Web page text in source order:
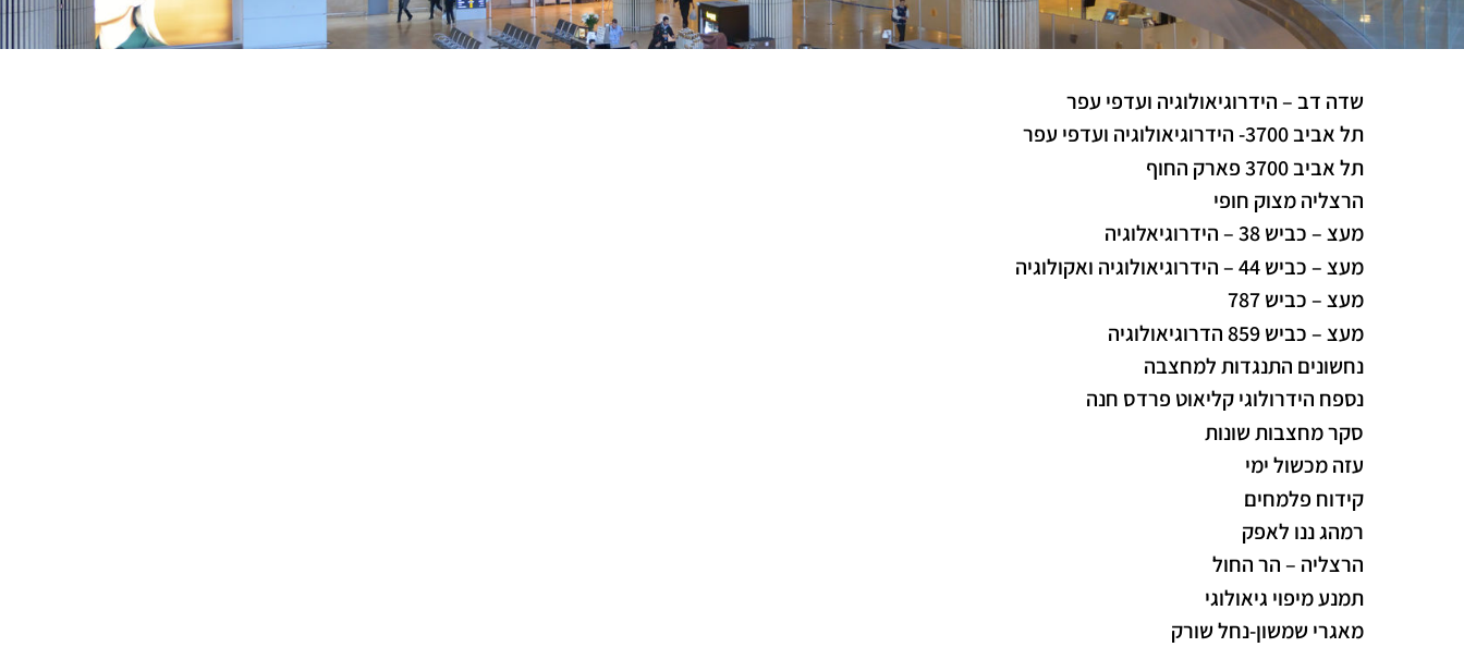
שדה דב – הידרוגיאולוגיה ועדפי עפר
תל אביב 3700- הידרוגיאולוגיה ועדפי עפר
תל אביב 3700 פארק החוף
הרצליה מצוק חופי
מעצ – כביש 38 – הידרוגיאלוגיה
מעצ – כביש 44 – הידרוגיאולוגיה ואקולוגיה
מעצ – כביש 787
מעצ – כביש 859 הדרוגיאולוגיה
נחשונים התנגדות למחצבה
נספח הידרולוגי קליאוט פרדס חנה
סקר מחצבות שונות
עזה מכשול ימי
קידוח פלמחים
רמהג ננו לאפק
הרצליה – הר החול
תמנע מיפוי גיאולוגי
מאגרי שמשון-נחל שורק